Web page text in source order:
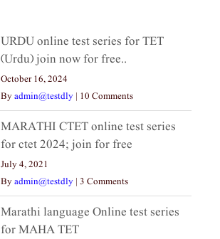
URDU online test series for TET
(Urdu) join now for free..
October 16, 2024
Byadmin@testdly | 10 Comments
MARATHI CTET online test series
for ctet 2024; join for free
July 4, 2021
Byadmin@testdly | 3 Comments
Marathi language Online test series
for MAHA TET